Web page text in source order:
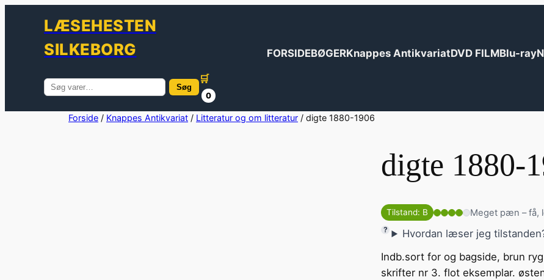
LÆSEHESTEN
SILKEBORG
FORSIDEBØGERKnappes AntikvariatDVD FILMBlu-ray
Søg
efter:
Søg
🛒
0
Forside / Knappes Antikvariat / Litteratur og om litteratur / digte 1880-1906
digte 1880-
Tilstand: B Meget pæn – få,
Hvordan læser jeg
Indb.sort for og bagside, brun
skrifter nr 3. flot eksemplar.